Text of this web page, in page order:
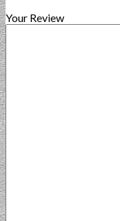
Your Review